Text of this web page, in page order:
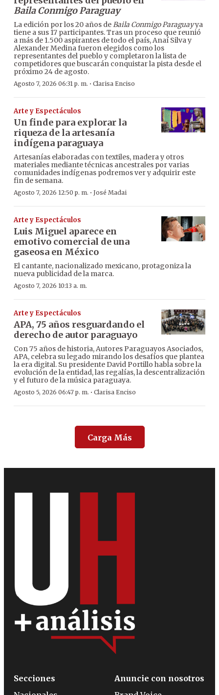
Baila Conmigo Paraguay
La edición por los 20 años deBaila Conmigo Paraguayya
tiene a sus 17 participantes. Tras un proceso que reunió
a más de 1.500 aspirantes de todo el país, Anaí Silva y
Alexander Medina fueron elegidos como los
representantes del pueblo y completaron la lista de
competidores que buscarán conquistar la pista desde el
próximo 24 de agosto.
Agosto 7, 2026 06:31 p. m. · Clarisa Enciso
Arte y Espectáculos
Un finde para explorar la
riqueza de la artesanía
indígena paraguaya
Artesanías elaboradas con textiles, madera y otros
materiales mediante técnicas ancestrales por varias
comunidades indígenas podremos ver y adquirir este
fin de semana.
Agosto 7, 2026 12:50 p. m. · José Madai
Arte y Espectáculos
Luis Miguel aparece en
emotivo comercial de una
gaseosa en México
El cantante, nacionalizado mexicano, protagoniza la
nueva publicidad de la marca.
Agosto 7, 2026 10:13 a. m.
Arte y Espectáculos
APA, 75 años resguardando el
derecho de autor paraguayo
Con 75 años de historia, Autores Paraguayos Asociados,
APA, celebra su legado mirando los desafíos que plantea
la era digital. Su presidente David Portillo habla sobre la
evolución de la entidad, las regalías, la descentralización
y el futuro de la música paraguaya.
Agosto 5, 2026 06:47 p. m. · Clarisa Enciso
Carga Más
Secciones
Anuncie con nosotros